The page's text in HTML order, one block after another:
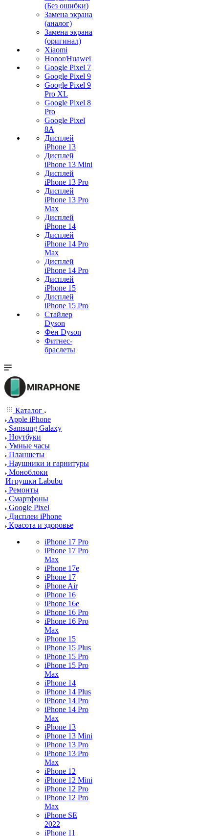
(Без ошибки)
Замена экрана
(аналог)
Замена экрана
(оригинал)
Xiaomi
Honor/Huawei
Google Pixel 7
Google Pixel 9
Google Pixel 9
Pro XL
Google Pixel 8
Pro
Google Pixel
8A
Дисплей
iPhone 13
Дисплей
iPhone 13 Mini
Дисплей
iPhone 13 Pro
Дисплей
iPhone 13 Pro
Max
Дисплей
iPhone 14
Дисплей
iPhone 14 Pro
Max
Дисплей
iPhone 14 Pro
Дисплей
iPhone 15
Дисплей
iPhone 15 Pro
Стайлер
Dyson
Фен Dyson
Фитнес-
браслеты
Каталог
Apple iPhone
Samsung Galaxy
Ноутбуки
Умные часы
Планшеты
Наушники и гарнитуры
Моноблоки
Игрушки Labubu
Ремонты
Смартфоны
Google Pixel
Дисплеи iPhone
Красота и здоровье
iPhone 17 Pro
iPhone 17 Pro
Max
iPhone 17e
iPhone 17
iPhone Air
iPhone 16
iPhone 16e
iPhone 16 Pro
iPhone 16 Pro
Max
iPhone 15
iPhone 15 Plus
iPhone 15 Pro
iPhone 15 Pro
Max
iPhone 14
iPhone 14 Plus
iPhone 14 Pro
iPhone 14 Pro
Max
iPhone 13
iPhone 13 Mini
iPhone 13 Pro
iPhone 13 Pro
Max
iPhone 12
iPhone 12 Mini
iPhone 12 Pro
iPhone 12 Pro
Max
iPhone SE
2022
iPhone 11